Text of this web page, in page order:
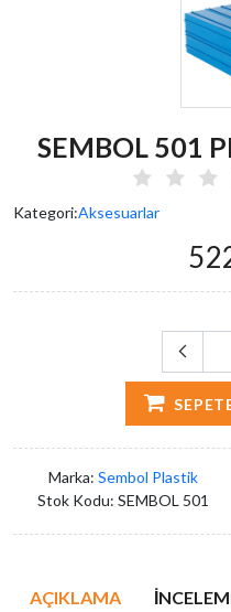
SEMBOL 501
Kategori:Aksesuarlar
Marka: Sembol Plastik
Stok Kodu: SEMBOL 501
AÇIKLAMA